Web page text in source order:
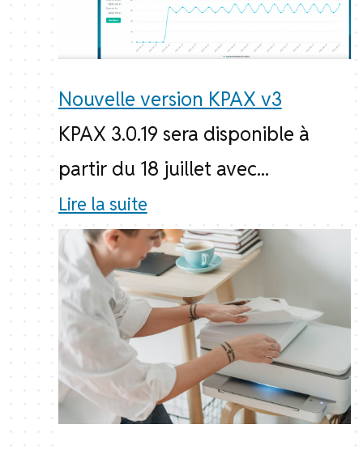
Nouvelle version KPAX v3
KPAX 3.0.19 sera disponible à
partir du 18 juillet avec...
Lire la suite